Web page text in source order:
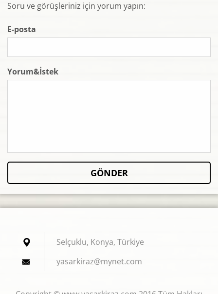
Soru ve görüşleriniz için yorum yapın:
E-posta
Yorum&İstek
Selçuklu, Konya, Türkiye
yasarkiraz@mynet.com